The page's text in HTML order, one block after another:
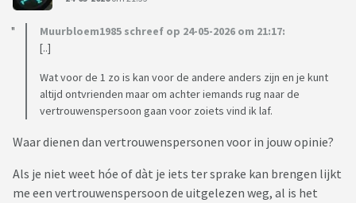
Muurbloem1985 schreef op 24-05-2026 om 21:17:
[..]
Wat voor de 1 zo is kan voor de andere anders zijn en je kunt
altijd ontvrienden maar om achter iemands rug naar de
vertrouwenspersoon gaan voor zoiets vind ik laf.
Waar dienen dan vertrouwenspersonen voor in jouw opinie?
Als je niet weet hóe of dàt je iets ter sprake kan brengen lijkt
me een vertrouwenspersoon de uitgelezen weg, al is het